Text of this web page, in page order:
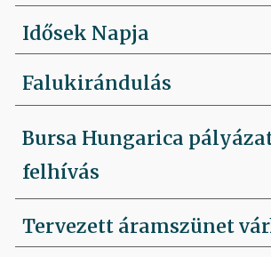
Idősek Napja
Falukirándulás
Bursa Hungarica
felhívás
Tervezett áramszünet